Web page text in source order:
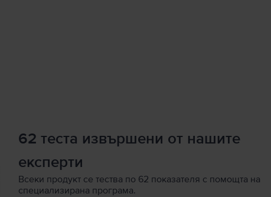
62 теста извършени от нашите
експерти
Всеки продукт се тества по 62 показателя с помощта на
специализирана програма.